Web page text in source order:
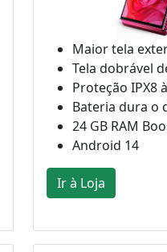
Maior tela
Tela dobrável
Proteção IPX8
Bateria dura o
24 GB RAM
Android 14
Ir à Loja